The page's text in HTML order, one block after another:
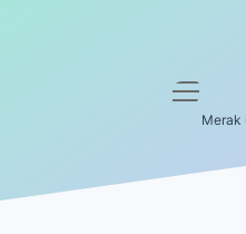
menüyü
Merak